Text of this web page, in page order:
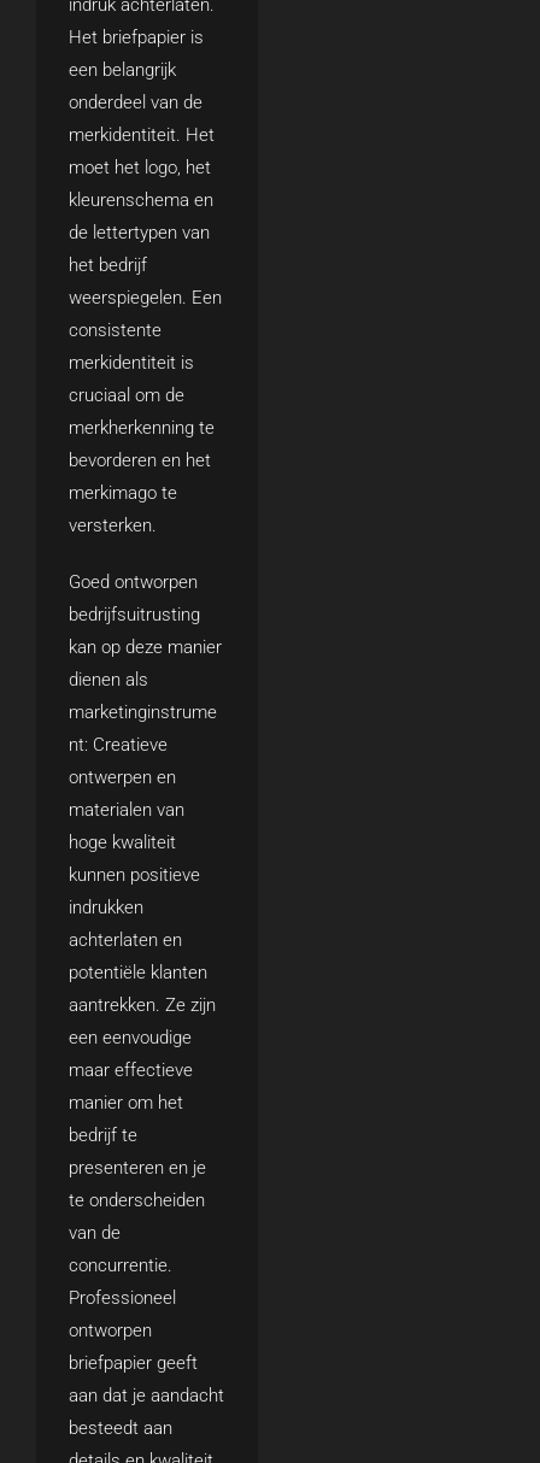
indruk achterlaten.
Het briefpapier is
een belangrijk
onderdeel van de
merkidentiteit. Het
moet het logo, het
kleurenschema en
de lettertypen van
het bedrijf
weerspiegelen. Een
consistente
merkidentiteit is
cruciaal om de
merkherkenning te
bevorderen en het
merkimago te
versterken.
Goed ontworpen
bedrijfsuitrusting
kan op deze manier
dienen als
marketinginstrume
nt: Creatieve
ontwerpen en
materialen van
hoge kwaliteit
kunnen positieve
indrukken
achterlaten en
potentiële klanten
aantrekken. Ze zijn
een eenvoudige
maar effectieve
manier om het
bedrijf te
presenteren en je
te onderscheiden
van de
concurrentie.
Professioneel
ontworpen
briefpapier geeft
aan dat je aandacht
besteedt aan